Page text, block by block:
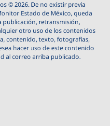
© 2026. De no existir previa
Estado de México, queda
retransmisión,
otro uso de los contenidos
contenido, texto, fotografías,
hacer uso de este contenido
al correo arriba publicado.